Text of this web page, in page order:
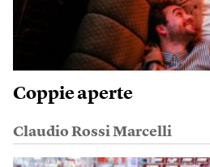
Coppie aperte
Claudio Rossi Marcelli